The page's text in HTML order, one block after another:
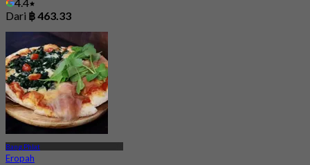
4.4
Dari ฿ 463.33
Bang Phlat
Eropah